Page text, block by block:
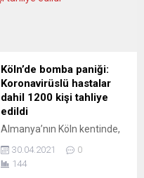
Köln’de bomba paniği:
Koronavirüslü hastalar
dahil 1200 kişi tahliye
edildi
Almanya’nın Köln kentinde,
kalma patlamamış bomba
etkisiz hale getirildi. Köln
30.04.2021
0
144